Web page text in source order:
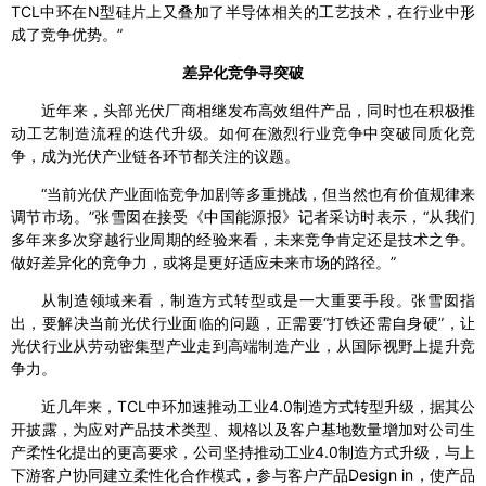
TCL中环在N型硅片上又叠加了半导体相关的工艺技术，在行业中形
成了竞争优势。”
差异化竞争寻突破
近年来，头部光伏厂商相继发布高效组件产品，同时也在积极推
动工艺制造流程的迭代升级。如何在激烈行业竞争中突破同质化竞
争，成为光伏产业链各环节都关注的议题。
“当前光伏产业面临竞争加剧等多重挑战，但当然也有价值规律来
调节市场。”张雪囡在接受《中国能源报》记者采访时表示，“从我们
多年来多次穿越行业周期的经验来看，未来竞争肯定还是技术之争。
做好差异化的竞争力，或将是更好适应未来市场的路径。”
从制造领域来看，制造方式转型或是一大重要手段。张雪囡指
出，要解决当前光伏行业面临的问题，正需要“打铁还需自身硬”，让
光伏行业从劳动密集型产业走到高端制造产业，从国际视野上提升竞
争力。
近几年来，TCL中环加速推动工业4.0制造方式转型升级，据其公
开披露，为应对产品技术类型、规格以及客户基地数量增加对公司生
产柔性化提出的更高要求，公司坚持推动工业4.0制造方式升级，与上
下游客户协同建立柔性化合作模式，参与客户产品Design in，使产品